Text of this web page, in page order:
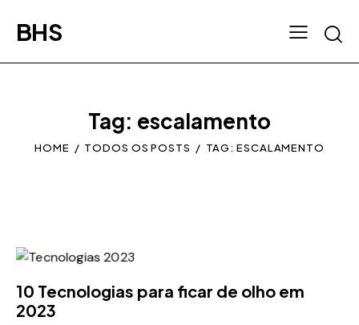
BHS
Tag: escalamento
HOME TODOS OS POSTS TAG: ESCALAMENTO
10 Tecnologias para ficar de olho em
2023